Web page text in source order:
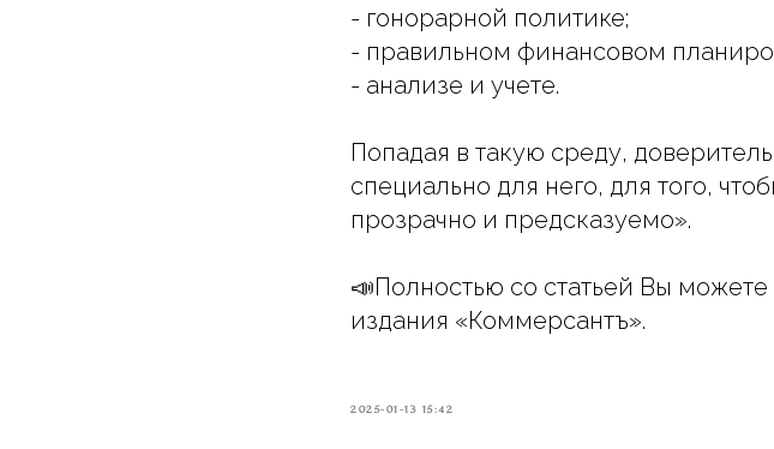
- гонорарной политике;
- правильном финансовом
- анализе и учете.
Попадая в такую среду,
специально для него, для того,
прозрачно и предсказуемо».
📣Полностью со статьей Вы
издания «Коммерсантъ».
2025-01-13 15:42